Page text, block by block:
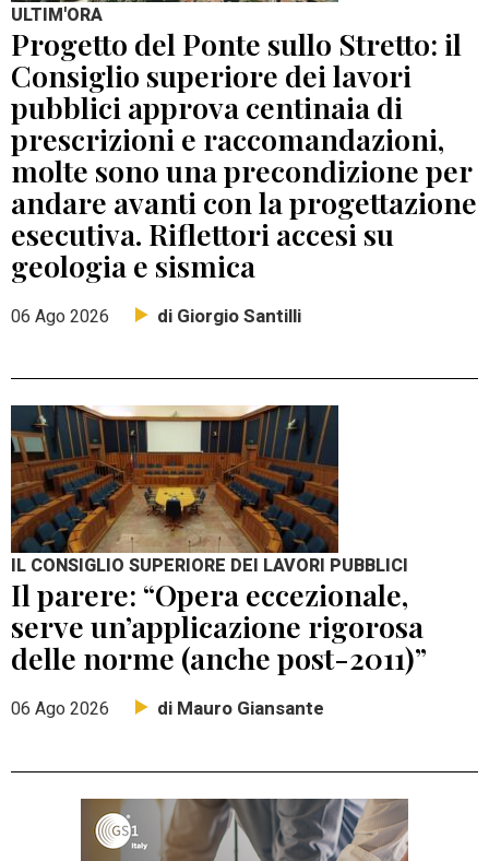
ULTIM'ORA
Progetto del Ponte sullo Stretto: il
Consiglio superiore dei lavori
pubblici approva centinaia di
prescrizioni e raccomandazioni,
molte sono una precondizione per
andare avanti con la progettazione
esecutiva. Riflettori accesi su
geologia e sismica
06 Ago 2026 di Giorgio Santilli
IL CONSIGLIO SUPERIORE DEI LAVORI PUBBLICI
Il parere: “Opera eccezionale,
serve un’applicazione rigorosa
delle norme (anche post-2011)”
06 Ago 2026 di Mauro Giansante